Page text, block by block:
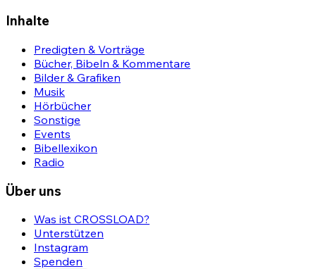
Inhalte
Predigten & Vorträge
Bücher, Bibeln & Kommentare
Bilder & Grafiken
Musik
Hörbücher
Sonstige
Events
Bibellexikon
Radio
Über uns
Was ist CROSSLOAD?
Unterstützen
Instagram
Spenden